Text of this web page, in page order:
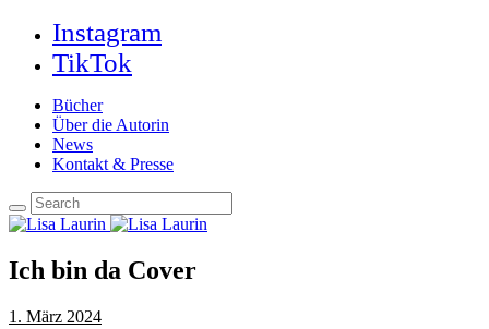
Instagram
TikTok
Bücher
Über die Autorin
News
Kontakt & Presse
Ich bin da Cover
1. März 2024